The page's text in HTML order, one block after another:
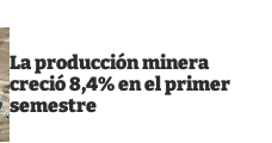
La producción minera
creció 8,4% en el primer
semestre